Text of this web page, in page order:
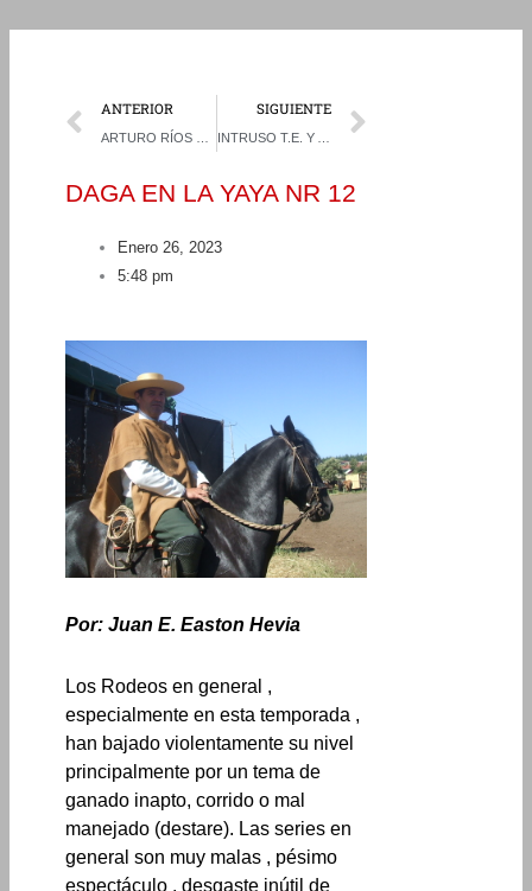
Prev
ANTERIOR SIGUIENTE
DAGA EN LA YAYA NR 12
Enero 26, 2023
5:48 pm
Por: Juan E. Easton Hevia
Los Rodeos en general ,
especialmente en esta temporada ,
han bajado violentamente su nivel
principalmente por un tema de
ganado inapto, corrido o mal
manejado (destare). Las series en
general son muy malas , pésimo
espectáculo , desgaste inútil de